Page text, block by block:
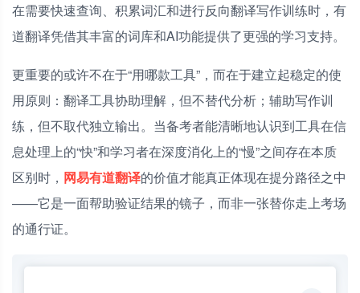
在需要快速查询、积累词汇和进行反向翻译写作训练时，有
道翻译凭借其丰富的词库和AI功能提供了更强的学习支持。
更重要的或许不在于“用哪款工具”，而在于建立起稳定的使
用原则：翻译工具协助理解，但不替代分析；辅助写作训
练，但不取代独立输出。当备考者能清晰地认识到工具在信
息处理上的“快”和学习者在深度消化上的“慢”之间存在本质
区别时， 网易有道翻译的价值才能真正体现在提分路径之中
——它是一面帮助验证结果的镜子，而非一张替你走上考场
的通行证。